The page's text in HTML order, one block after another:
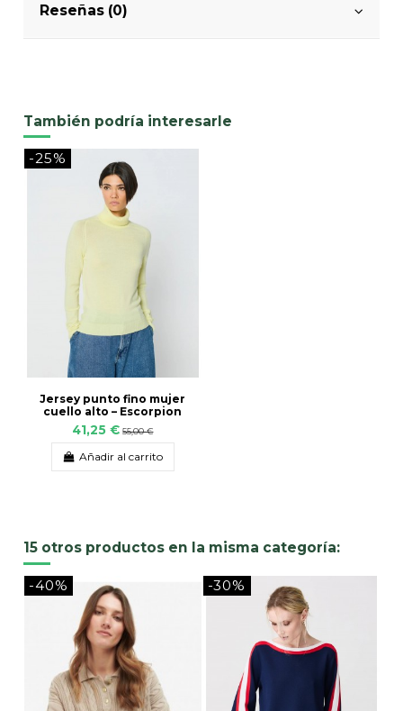
Reseñas (0)
También podría interesarle
-25%
Jersey punto fino mujer
cuello alto – Escorpion
41,25 € 55,00 €
Añadir al carrito
15 otros productos en la misma categoría:
-40% -30%